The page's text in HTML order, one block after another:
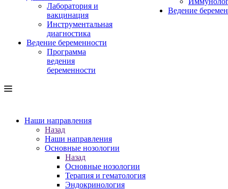
Лаборатория и
вакцинация
Инструментальная
диагностика
Ведение беременности
Программа
ведения
беременности
Ведение
Наши направления
Назад
Наши направления
Основные нозологии
Назад
Основные нозологии
Терапия и гематология
Эндокринология